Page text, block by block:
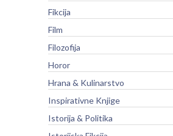
Fikcija
Film
Filozofija
Horor
Hrana & Kulinarstvo
Inspirativne Knjige
Istorija & Politika